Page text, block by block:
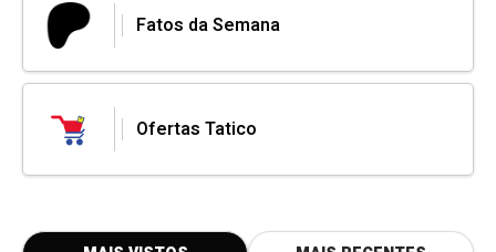
Fatos da Semana
Ofertas Tatico